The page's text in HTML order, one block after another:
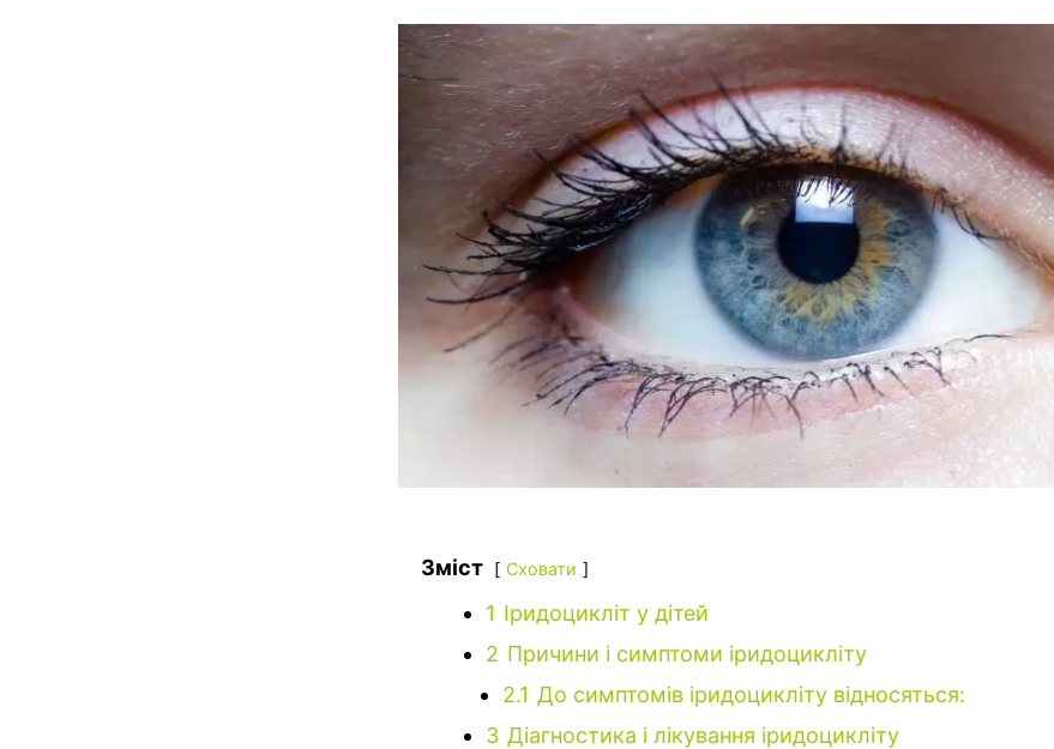
Зміст Сховати
1 Іридоцикліт у дітей
2 Причини і симптоми іридоцикліту
2.1 До симптомів іридоцикліту відносяться:
3 Діагностика і лікування іридоцикліту